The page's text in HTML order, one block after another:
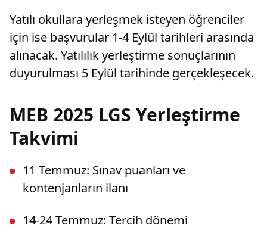
Yatılı okullara yerleşmek isteyen öğrenciler
için ise başvurular 1-4 Eylül tarihleri arasında
alınacak. Yatılılık yerleştirme sonuçlarının
duyurulması 5 Eylül tarihinde gerçekleşecek.
MEB 2025 LGS Yerleştirme
Takvimi
11 Temmuz: Sınav puanları ve
kontenjanların ilanı
14-24 Temmuz: Tercih dönemi